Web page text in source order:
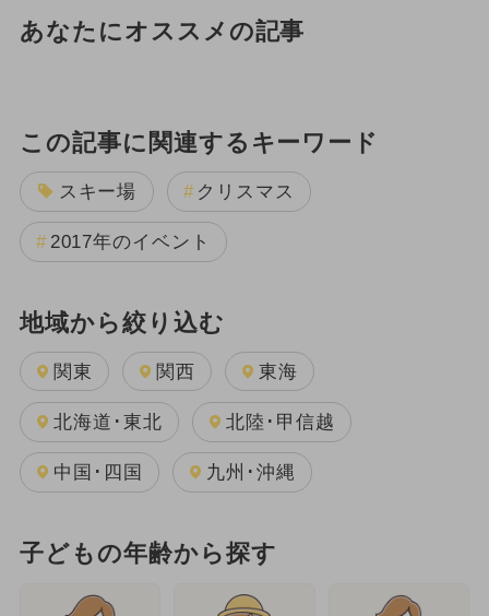
あなたにオススメの記事
この記事に関連するキーワード
スキー場 クリスマス
2017年のイベント
地域から絞り込む
関東 関西 東海
北海道･東北 北陸･甲信越
中国･四国 九州･沖縄
子どもの年齢から探す